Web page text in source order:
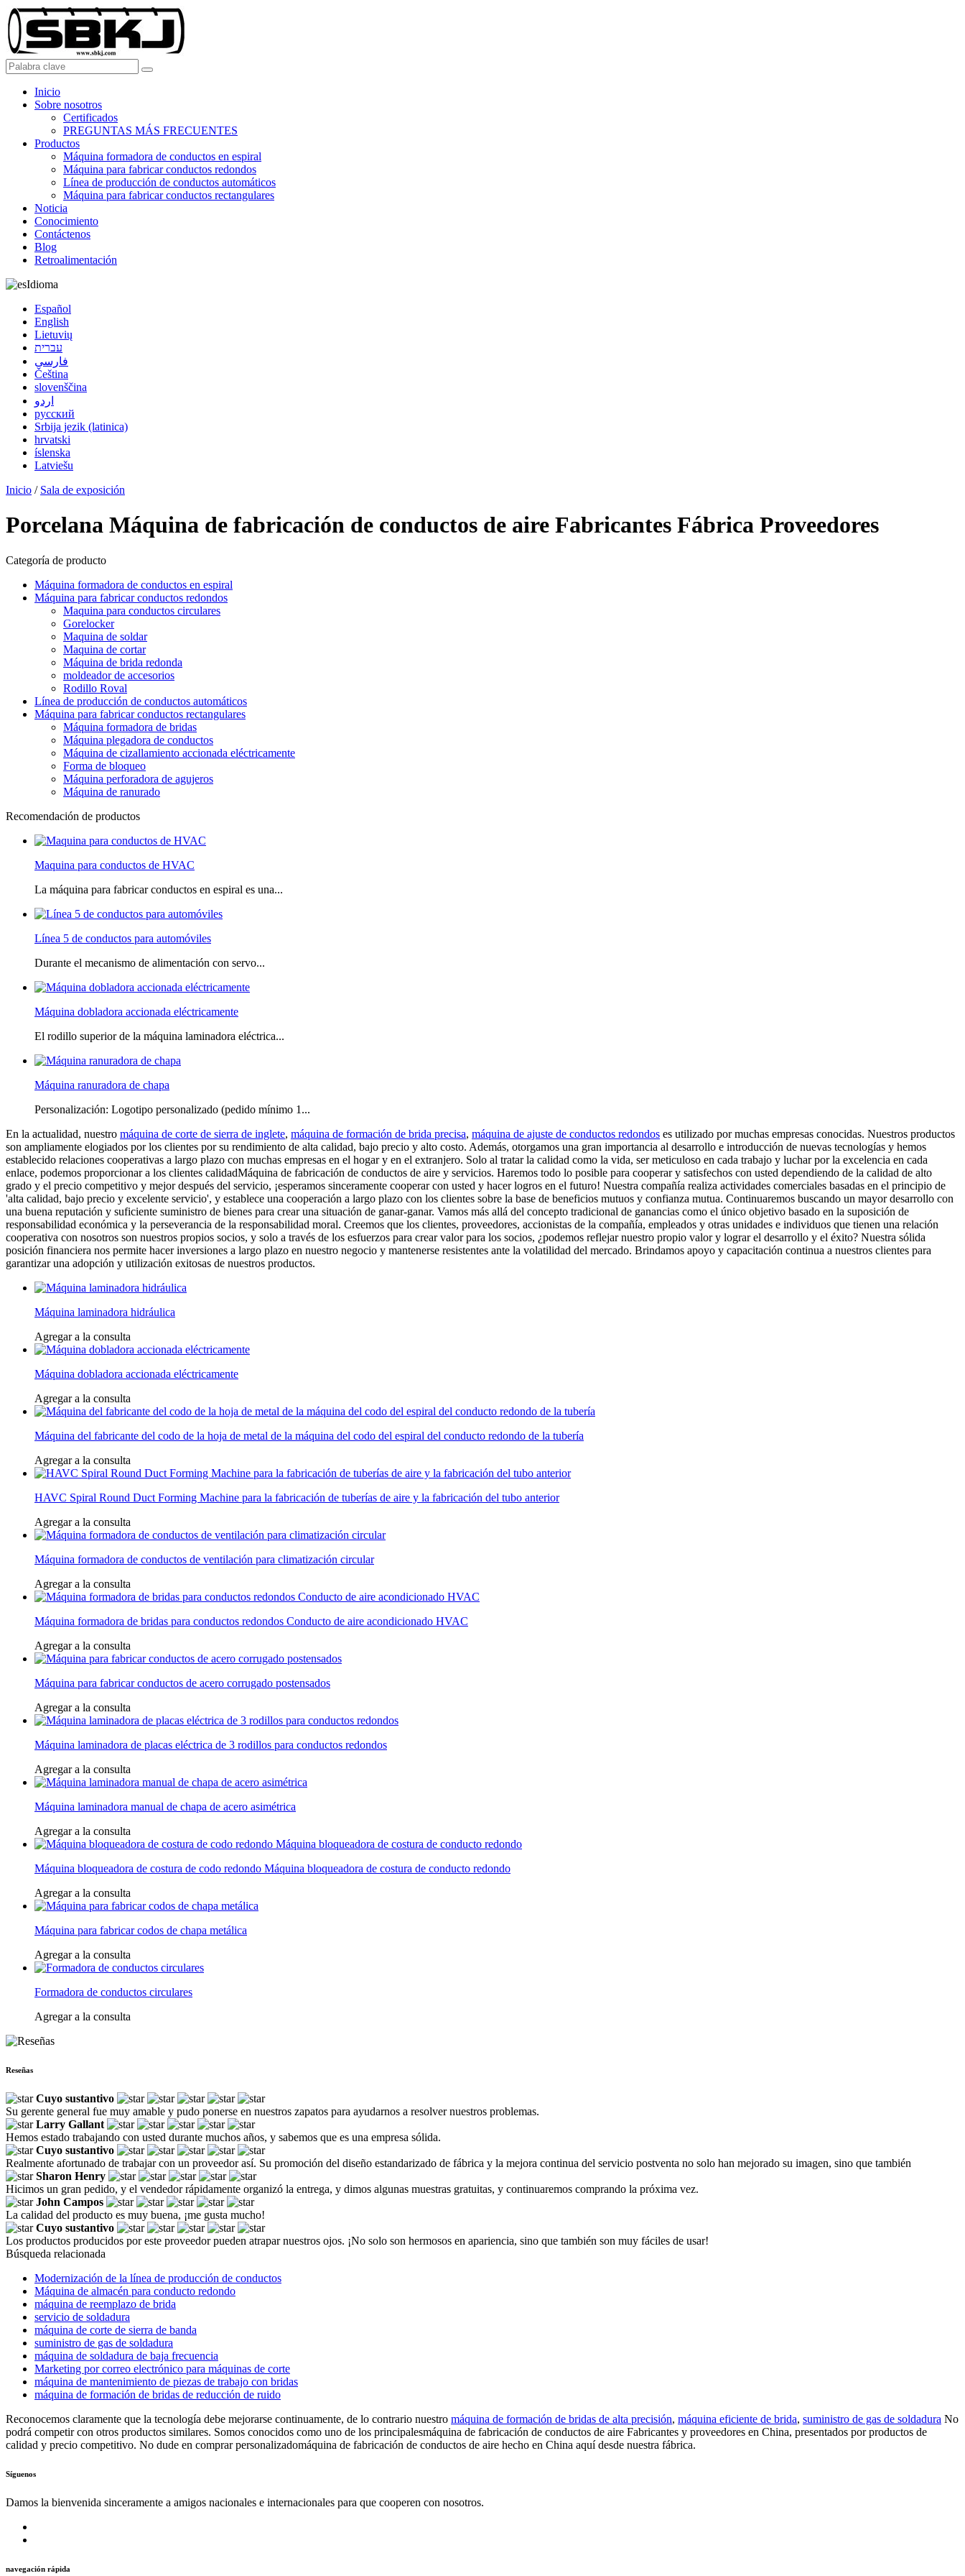
Inicio
Sobre nosotros
Certificados
PREGUNTAS MÁS FRECUENTES
Productos
Máquina formadora de conductos en espiral
Máquina para fabricar conductos redondos
Línea de producción de conductos automáticos
Máquina para fabricar conductos rectangulares
Noticia
Conocimiento
Contáctenos
Blog
Retroalimentación
Idioma
Español
English
Lietuvių
עברית
فارسی
Čeština
slovenščina
اردو
русский
Srbija jezik (latinica)
hrvatski
íslenska
Latviešu
Inicio / Sala de exposición
Porcelana Máquina de fabricación de conductos de aire Fabricantes Fábrica Proveedores
Categoría de producto
Máquina formadora de conductos en espiral
Máquina para fabricar conductos redondos
Maquina para conductos circulares
Gorelocker
Maquina de soldar
Maquina de cortar
Máquina de brida redonda
moldeador de accesorios
Rodillo Roval
Línea de producción de conductos automáticos
Máquina para fabricar conductos rectangulares
Máquina formadora de bridas
Máquina plegadora de conductos
Máquina de cizallamiento accionada eléctricamente
Forma de bloqueo
Máquina perforadora de agujeros
Máquina de ranurado
Recomendación de productos
Maquina para conductos de HVAC
La máquina para fabricar conductos en espiral es una...
Línea 5 de conductos para automóviles
Durante el mecanismo de alimentación con servo...
Máquina dobladora accionada eléctricamente
El rodillo superior de la máquina laminadora eléctrica...
Máquina ranuradora de chapa
Personalización: Logotipo personalizado (pedido mínimo 1...
En la actualidad, nuestro máquina de corte de sierra de inglete, máquina de formación de brida precisa, máquina de ajuste de conductos redondos es utilizado por muchas empresas conocidas. Nuestros productos
son ampliamente elogiados por los clientes por su rendimiento de alta calidad, bajo precio y alto costo. Además, otorgamos una gran importancia al desarrollo e introducción de nuevas tecnologías y hemos
establecido relaciones cooperativas a largo plazo con muchas empresas en el hogar y en el extranjero. Solo al tratar la calidad como la vida, ser meticuloso en cada trabajo y luchar por la excelencia en cada
enlace, podemos proporcionar a los clientes calidadMáquina de fabricación de conductos de aire y servicios. Haremos todo lo posible para cooperar y satisfechos con usted dependiendo de la calidad de alto
grado y el precio competitivo y mejor después del servicio, ¡esperamos sinceramente cooperar con usted y hacer logros en el futuro! Nuestra compañía realiza actividades comerciales basadas en el principio de
'alta calidad, bajo precio y excelente servicio', y establece una cooperación a largo plazo con los clientes sobre la base de beneficios mutuos y confianza mutua. Continuaremos buscando un mayor desarrollo con
una buena reputación y suficiente suministro de bienes para crear una situación de ganar-ganar. Vamos más allá del concepto tradicional de ganancias como el único objetivo basado en la suposición de
responsabilidad económica y la perseverancia de la responsabilidad moral. Creemos que los clientes, proveedores, accionistas de la compañía, empleados y otras unidades e individuos que tienen una relación
cooperativa con nosotros son nuestros propios socios, y solo a través de los esfuerzos para crear valor para los socios, ¿podemos reflejar nuestro propio valor y lograr el desarrollo y el éxito? Nuestra sólida
posición financiera nos permite hacer inversiones a largo plazo en nuestro negocio y mantenerse resistentes ante la volatilidad del mercado. Brindamos apoyo y capacitación continua a nuestros clientes para
garantizar una adopción y utilización exitosas de nuestros productos.
Máquina laminadora hidráulica
Agregar a la consulta
Máquina dobladora accionada eléctricamente
Agregar a la consulta
Máquina del fabricante del codo de la hoja de metal de la máquina del codo del espiral del conducto redondo de la tubería
Agregar a la consulta
HAVC Spiral Round Duct Forming Machine para la fabricación de tuberías de aire y la fabricación del tubo anterior
Agregar a la consulta
Máquina formadora de conductos de ventilación para climatización circular
Agregar a la consulta
Máquina formadora de bridas para conductos redondos Conducto de aire acondicionado HVAC
Agregar a la consulta
Máquina para fabricar conductos de acero corrugado postensados
Agregar a la consulta
Máquina laminadora de placas eléctrica de 3 rodillos para conductos redondos
Agregar a la consulta
Máquina laminadora manual de chapa de acero asimétrica
Agregar a la consulta
Máquina bloqueadora de costura de codo redondo Máquina bloqueadora de costura de conducto redondo
Agregar a la consulta
Máquina para fabricar codos de chapa metálica
Agregar a la consulta
Formadora de conductos circulares
Agregar a la consulta
Reseñas
Cuyo sustantivo
Su gerente general fue muy amable y pudo ponerse en nuestros zapatos para ayudarnos a resolver nuestros problemas.
Larry Gallant
Hemos estado trabajando con usted durante muchos años, y sabemos que es una empresa sólida.
Cuyo sustantivo
Realmente afortunado de trabajar con un proveedor así. Su promoción del diseño estandarizado de fábrica y la mejora continua del servicio postventa no solo han mejorado su imagen, sino que también
Sharon Henry
Hicimos un gran pedido, y el vendedor rápidamente organizó la entrega, y dimos algunas muestras gratuitas, y continuaremos comprando la próxima vez.
John Campos
La calidad del producto es muy buena, ¡me gusta mucho!
Cuyo sustantivo
Los productos producidos por este proveedor pueden atrapar nuestros ojos. ¡No solo son hermosos en apariencia, sino que también son muy fáciles de usar!
Búsqueda relacionada
Modernización de la línea de producción de conductos
Máquina de almacén para conducto redondo
máquina de reemplazo de brida
servicio de soldadura
máquina de corte de sierra de banda
suministro de gas de soldadura
máquina de soldadura de baja frecuencia
Marketing por correo electrónico para máquinas de corte
máquina de mantenimiento de piezas de trabajo con bridas
máquina de formación de bridas de reducción de ruido
Reconocemos claramente que la tecnología debe mejorarse continuamente, de lo contrario nuestro máquina de formación de bridas de alta precisión, máquina eficiente de brida, suministro de gas de soldadura No
podrá competir con otros productos similares. Somos conocidos como uno de los principalesmáquina de fabricación de conductos de aire Fabricantes y proveedores en China, presentados por productos de
calidad y precio competitivo. No dude en comprar personalizadomáquina de fabricación de conductos de aire hecho en China aquí desde nuestra fábrica.
Síguenos
Damos la bienvenida sinceramente a amigos nacionales e internacionales para que cooperen con nosotros.
navegación rápida